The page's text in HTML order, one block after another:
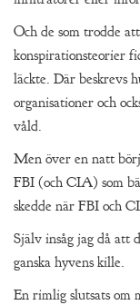
Och de som trodde
konspirationsteorier
läckte. Där beskrevs
organisationer och
våld.
Men över en natt
FBI (och CIA) som
skedde när FBI och
Själv insåg jag då att
ganska hyvens kille.
En rimlig slutsats om